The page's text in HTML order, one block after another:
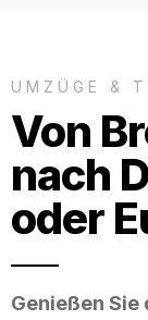
UMZÜGE &
Von
nach
oder
Genießen